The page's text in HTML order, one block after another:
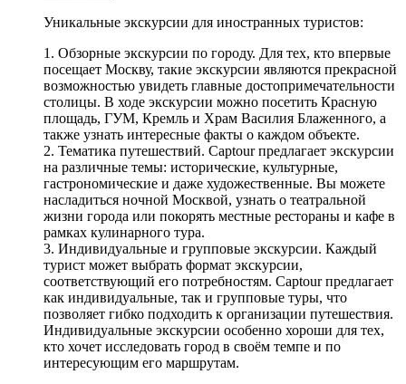
Уникальные экскурсии для иностранных туристов:
1. Обзорные экскурсии по городу. Для тех, кто впервые
посещает Москву, такие экскурсии являются прекрасной
возможностью увидеть главные достопримечательности
столицы. В ходе экскурсии можно посетить Красную
площадь, ГУМ, Кремль и Храм Василия Блаженного, а
также узнать интересные факты о каждом объекте.
2. Тематика путешествий. Captour предлагает экскурсии
на различные темы: исторические, культурные,
гастрономические и даже художественные. Вы можете
насладиться ночной Москвой, узнать о театральной
жизни города или покорять местные рестораны и кафе в
рамках кулинарного тура.
3. Индивидуальные и групповые экскурсии. Каждый
турист может выбрать формат экскурсии,
соответствующий его потребностям. Captour предлагает
как индивидуальные, так и групповые туры, что
позволяет гибко подходить к организации путешествия.
Индивидуальные экскурсии особенно хороши для тех,
кто хочет исследовать город в своём темпе и по
интересующим его маршрутам.